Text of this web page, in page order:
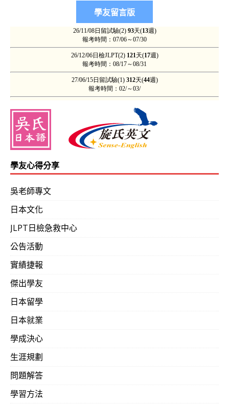
學友心得分享
吳老師專文
日本文化
JLPT日檢急救中心
公告活動
實績捷報
傑出學友
日本留學
日本就業
學成決心
生涯規劃
問題解答
學習方法